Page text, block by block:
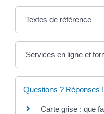
Textes de référence
Services en ligne et
Questions ? Réponses !
Carte grise : que